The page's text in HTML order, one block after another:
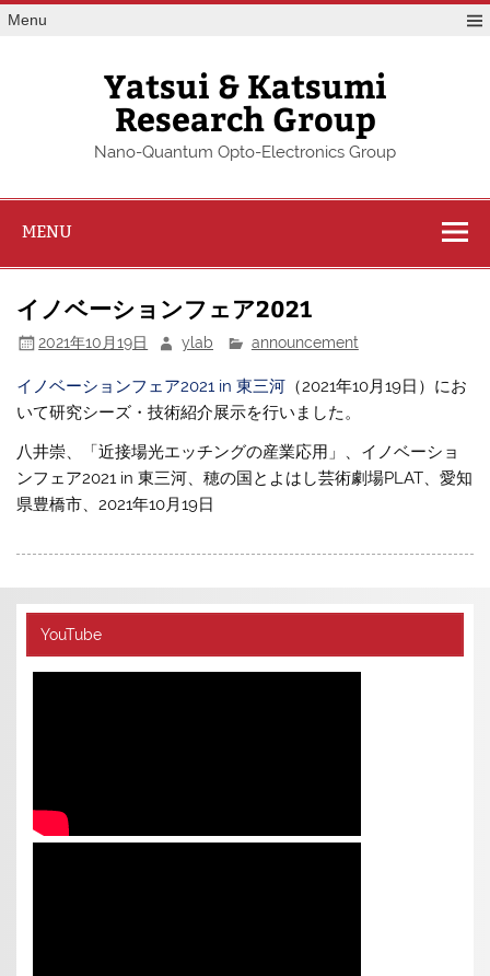
Skip
toMenu
Yatsui & Katsumi
Research Group
Nano-Quantum Opto-Electronics Group
MENU
イノベーションフェア2021
2021年10月19日 ylab announcement
イノベーションフェア2021 in 東三河 （2021年10月19日）にお
いて研究シーズ・技術紹介展示を行いました。
八井崇、「近接場光エッチングの産業応用」、イノベーショ
ンフェア2021 in 東三河、穂の国とよはし芸術劇場PLAT、愛知
県豊橋市、2021年10月19日
YouTube